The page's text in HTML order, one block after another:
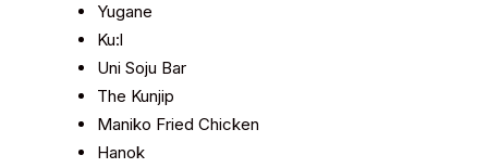
Yugane
Ku:l
Uni Soju Bar
The Kunjip
Maniko Fried Chicken
Hanok